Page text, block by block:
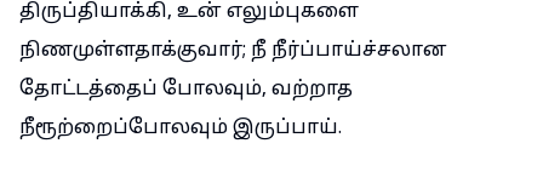
திருப்தியாக்கி, உன் எலும்புகளை
நிணமுள்ளதாக்குவார்; நீ நீர்ப்பாய்ச்சலான
தோட்டத்தைப் போலவும், வற்றாத
நீரூற்றைப்போலவும் இருப்பாய்.